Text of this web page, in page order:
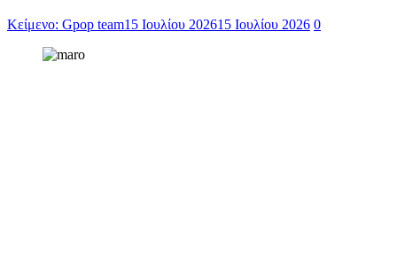
Κείμενο: Gpop team15 Ιουλίου 202615 Ιουλίου 2026 0